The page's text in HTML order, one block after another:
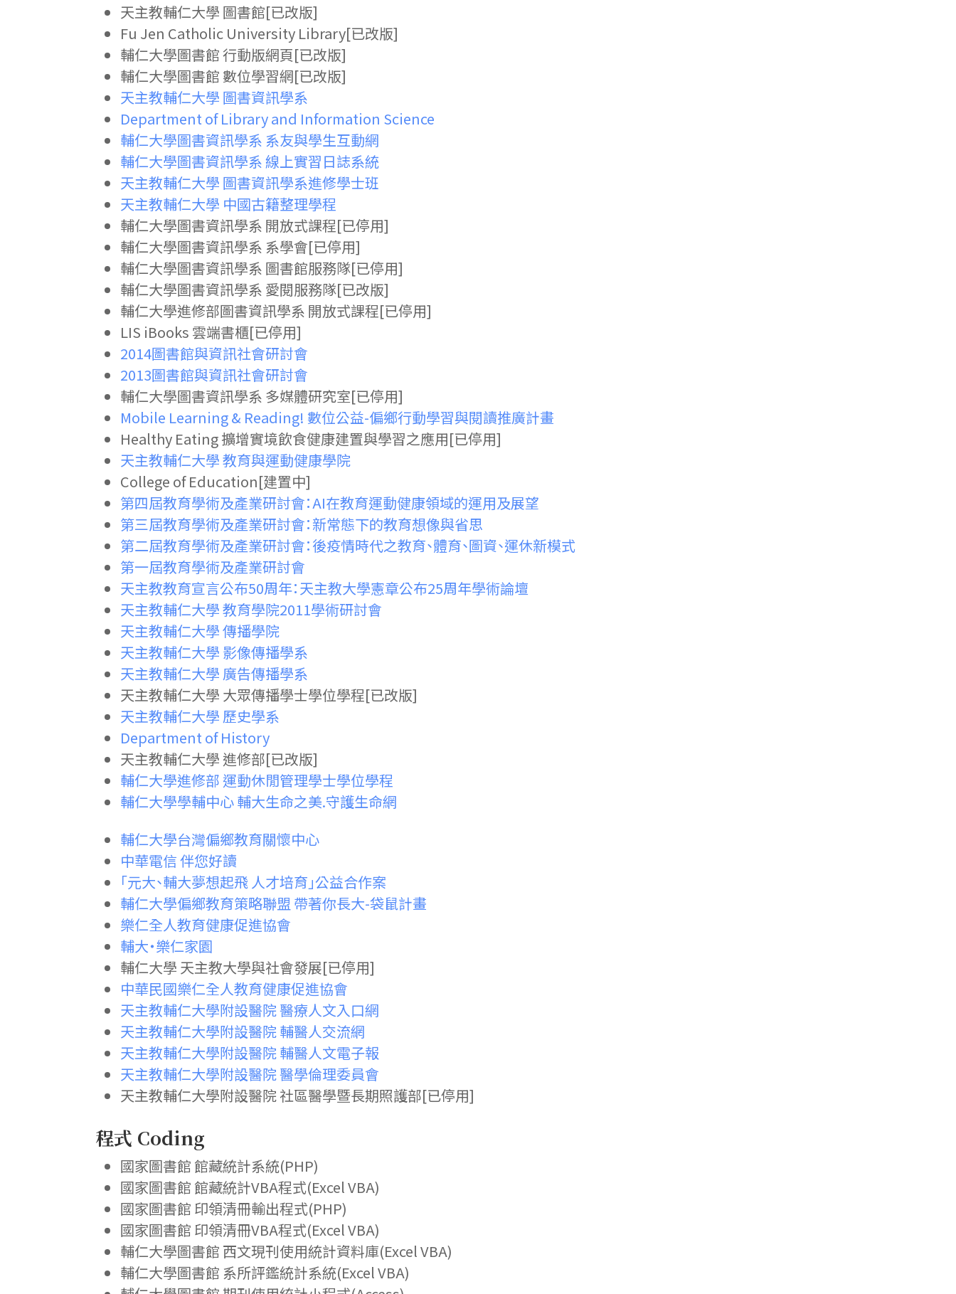
天主教輔仁大學 圖書館[已改版]
Fu Jen Catholic University Library[已改版]
輔仁大學圖書館 行動版網頁[已改版]
輔仁大學圖書館 數位學習網[已改版]
天主教輔仁大學 圖書資訊學系
Department of Library and Information Science
輔仁大學圖書資訊學系 系友與學生互動網
輔仁大學圖書資訊學系 線上實習日誌系統
天主教輔仁大學 圖書資訊學系進修學士班
天主教輔仁大學 中國古籍整理學程
輔仁大學圖書資訊學系 開放式課程[已停用]
輔仁大學圖書資訊學系 系學會[已停用]
輔仁大學圖書資訊學系 圖書館服務隊[已停用]
輔仁大學圖書資訊學系 愛閱服務隊[已改版]
輔仁大學進修部圖書資訊學系 開放式課程[已停用]
LIS iBooks 雲端書櫃[已停用]
2014圖書館與資訊社會研討會
2013圖書館與資訊社會研討會
輔仁大學圖書資訊學系 多媒體研究室[已停用]
Mobile Learning & Reading! 數位公益-偏鄉行動學習與閱讀推廣計畫
Healthy Eating 擴增實境飲食健康建置與學習之應用[已停用]
天主教輔仁大學 教育與運動健康學院
College of Education[建置中]
第四屆教育學術及產業研討會：AI在教育運動健康領域的運用及展望
第三屆教育學術及產業研討會：新常態下的教育想像與省思
第二屆教育學術及產業研討會：後疫情時代之教育、體育、圖資、運休新模式
第一屆教育學術及產業研討會
天主教教育宣言公布50周年：天主教大學憲章公布25周年學術論壇
天主教輔仁大學 教育學院2011學術研討會
天主教輔仁大學 傳播學院
天主教輔仁大學 影像傳播學系
天主教輔仁大學 廣告傳播學系
天主教輔仁大學 大眾傳播學士學位學程[已改版]
天主教輔仁大學 歷史學系
Department of History
天主教輔仁大學 進修部[已改版]
輔仁大學進修部 運動休閒管理學士學位學程
輔仁大學學輔中心 輔大生命之美.守護生命網
輔仁大學台灣偏鄉教育關懷中心
中華電信 伴您好讀
「元大、輔大夢想起飛 人才培育」公益合作案
輔仁大學偏鄉教育策略聯盟 帶著你長大-袋鼠計畫
樂仁全人教育健康促進協會
輔大・樂仁家園
輔仁大學 天主教大學與社會發展[已停用]
中華民國樂仁全人教育健康促進協會
天主教輔仁大學附設醫院 醫療人文入口網
天主教輔仁大學附設醫院 輔醫人交流網
天主教輔仁大學附設醫院 輔醫人文電子報
天主教輔仁大學附設醫院 醫學倫理委員會
天主教輔仁大學附設醫院 社區醫學暨長期照護部[已停用]
程式 Coding
國家圖書館 館藏統計系統(PHP)
國家圖書館 館藏統計VBA程式(Excel VBA)
國家圖書館 印領清冊輸出程式(PHP)
國家圖書館 印領清冊VBA程式(Excel VBA)
輔仁大學圖書館 西文現刊使用統計資料庫(Excel VBA)
輔仁大學圖書館 系所評鑑統計系統(Excel VBA)